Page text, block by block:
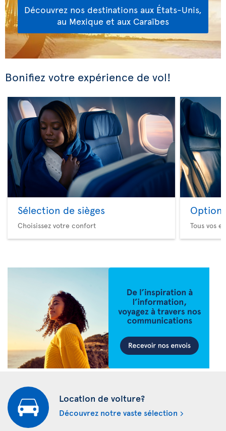
Découvrez nos destinations aux États-Unis,
au Mexique et aux Caraïbes
Bonifiez votre expérience de vol!
Sélection de sièges
Choisissez votre confort
Option
Tous vos
Location de voiture?
Découvrez notre vaste sélection